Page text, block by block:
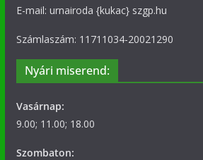
E-mail: urnairoda {kukac} szgp.hu
Számlaszám: 11711034-20021290
Nyári miserend:
Vasárnap:
9.00; 11.00; 18.00
Szombaton: